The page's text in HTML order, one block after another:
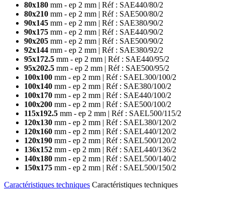
80x180 mm - ep 2 mm | Réf : SAE440/80/2
80x210 mm - ep 2 mm | Réf : SAE500/80/2
90x145 mm - ep 2 mm | Réf : SAE380/90/2
90x175 mm - ep 2 mm | Réf : SAE440/90/2
90x205 mm - ep 2 mm | Réf : SAE500/90/2
92x144 mm - ep 2 mm | Réf : SAE380/92/2
95x172.5 mm - ep 2 mm | Réf : SAE440/95/2
95x202.5 mm - ep 2 mm | Réf : SAE500/95/2
100x100 mm - ep 2 mm | Réf : SAEL300/100/2
100x140 mm - ep 2 mm | Réf : SAE380/100/2
100x170 mm - ep 2 mm | Réf : SAE440/100/2
100x200 mm - ep 2 mm | Réf : SAE500/100/2
115x192.5 mm - ep 2 mm | Réf : SAEL500/115/2
120x130 mm - ep 2 mm | Réf : SAEL380/120/2
120x160 mm - ep 2 mm | Réf : SAEL440/120/2
120x190 mm - ep 2 mm | Réf : SAEL500/120/2
136x152 mm - ep 2 mm | Réf : SAEL440/136/2
140x180 mm - ep 2 mm | Réf : SAEL500/140/2
150x175 mm - ep 2 mm | Réf : SAEL500/150/2
Caractéristiques techniques Caractéristiques techniques